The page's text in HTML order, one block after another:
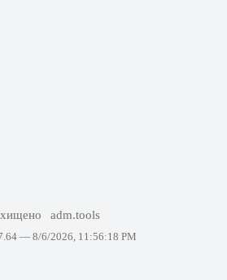
adm.tools
— 8/6/2026, 11:56:18 PM